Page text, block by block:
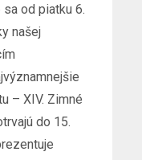
sa od piatku 6.
našej
– XIV. Zimné
do 15.